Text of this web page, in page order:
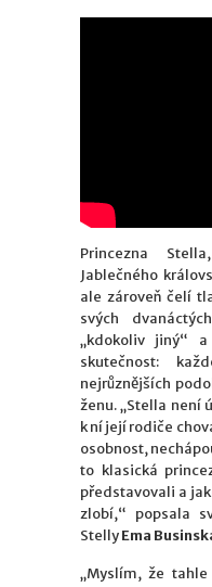
Princezna
Jablečného
ale zároveň čelí
svých
„kdokoliv jiný“
skutečnost:
nejrůznějších
ženu. „Stella není
k ní její rodiče
osobnost,
to klasická
představovali a
zlobí,“ popsala
StellyEma
„Myslím, že